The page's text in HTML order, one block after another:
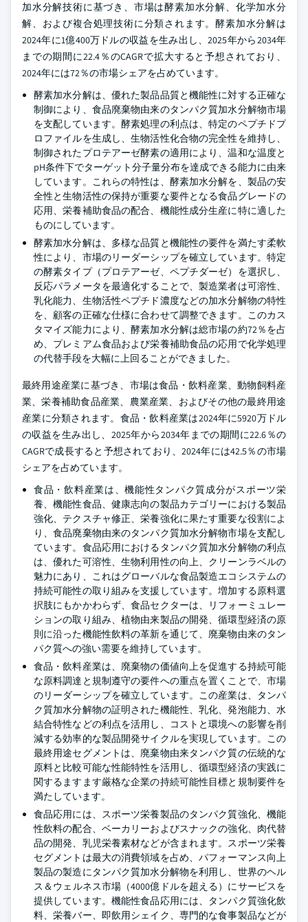
加水分解技術に基づき、市場は酵素加水分解、化学加水分
解、および複合処理技術に分類されます。酵素加水分解は
2024年に1億400万ドルの収益を生み出し、2025年から2034年
までの期間に22.4％のCAGRで拡大すると予想されており、
2024年には72％の市場シェアを占めています。
酵素加水分解は、優れた製品品質と機能性に対する正確な
制御により、食品廃棄物由来のタンパク質加水分解物市場
を支配しています。酵素処理の利点は、特定のペプチドプ
ロファイルを生成し、生物活性化合物の完全性を維持し、
制御されたプロテアーゼ酵素の適用により、温和な温度と
pH条件下でターゲット分子量分布を達成できる能力に由来
しています。これらの特性は、酵素加水分解を、製品の安
全性と生物活性の保持が重要な要件となる食品グレードの
応用、栄養補助食品の配合、機能性成分生産に特に適した
ものにしています。
酵素加水分解は、多様な品質と機能性の要件を満たす柔軟
性により、市場のリーダーシップを確立しています。特定
の酵素タイプ（プロテアーゼ、ペプチダーゼ）を選択し、
反応パラメータを最適化することで、製造業者は可溶性、
乳化能力、生物活性ペプチド濃度などの加水分解物の特性
を、顧客の正確な仕様に合わせて調整できます。このカス
タマイズ能力により、酵素加水分解は総市場の約72％を占
め、プレミアム食品および栄養補助食品の応用で化学処理
の代替手段を大幅に上回ることができました。
最終用途産業に基づき、市場は食品・飲料産業、動物飼料産
業、栄養補助食品産業、農業産業、およびその他の最終用途
産業に分類されます。食品・飲料産業は2024年に5920万ドル
の収益を生み出し、2025年から2034年までの期間に22.6％の
CAGRで成長すると予想されており、2024年には42.5％の市場
シェアを占めています。
食品・飲料産業は、機能性タンパク質成分がスポーツ栄
養、機能性食品、健康志向の製品カテゴリーにおける製品
強化、テクスチャ修正、栄養強化に果たす重要な役割によ
り、食品廃棄物由来のタンパク質加水分解物市場を支配し
ています。食品応用におけるタンパク質加水分解物の利点
は、優れた可溶性、生物利用性の向上、クリーンラベルの
魅力にあり、これはグローバルな食品製造エコシステムの
持続可能性の取り組みを支援しています。増加する原料選
択肢にもかかわらず、食品セクターは、リフォーミュレー
ションの取り組み、植物由来製品の開発、循環型経済の原
則に沿った機能性飲料の革新を通じて、廃棄物由来のタン
パク質への強い需要を維持しています。
食品・飲料産業は、廃棄物の価値向上を促進する持続可能
な原料調達と規制遵守の要件への重点を置くことで、市場
のリーダーシップを確立しています。この産業は、タンパ
ク質加水分解物の証明された機能性、乳化、発泡能力、水
結合特性などの利点を活用し、コストと環境への影響を削
減する効率的な製品開発サイクルを実現しています。この
最終用途セグメントは、廃棄物由来タンパク質の伝統的な
原料と比較可能な性能特性を活用し、循環型経済の実践に
関するますます厳格な企業の持続可能性目標と規制要件を
満たしています。
食品応用には、スポーツ栄養製品のタンパク質強化、機能
性飲料の配合、ベーカリーおよびスナックの強化、肉代替
品の開発、乳児栄養素材などが含まれます。スポーツ栄養
セグメントは最大の消費領域を占め、パフォーマンス向上
製品の製造にタンパク質加水分解物を利用し、世界のヘル
ス＆ウェルネス市場（4000億ドルを超える）にサービスを
提供しています。機能性食品応用には、タンパク質強化飲
料、栄養バー、即飲用シェイク、専門的な食事製品などが